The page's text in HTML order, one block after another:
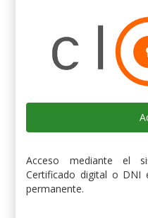
Acceso mediante el
Certificado digital o DNI
permanente.